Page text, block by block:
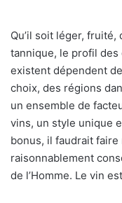
Qu’il soit léger,
tannique, le profil
existent dépendent
choix, des régions
un ensemble de
vins, un style unique
bonus, il faudrait
raisonnablement
de l’Homme. Le vin